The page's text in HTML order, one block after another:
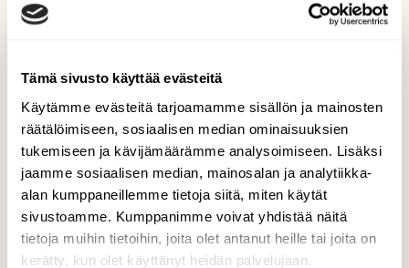
Tämä sivusto käyttää evästeitä
Käytämme evästeitä tarjoamamme sisällön ja mainosten
räätälöimiseen, sosiaalisen median ominaisuuksien
tukemiseen ja kävijämäärämme analysoimiseen. Lisäksi
jaamme sosiaalisen median, mainosalan ja analytiikka-
alan kumppaneillemme tietoja siitä, miten käytät
sivustoamme. Kumppanimme voivat yhdistää näitä
tietoja muihin tietoihin, joita olet antanut heille tai joita on
kerätty, kun olet käyttänyt heidän palvelujaan.